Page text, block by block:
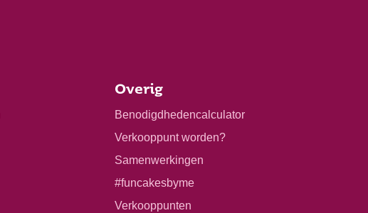
Overig
Benodigdhedencalculator
Verkooppunt worden?
Samenwerkingen
#funcakesbyme
Verkooppunten